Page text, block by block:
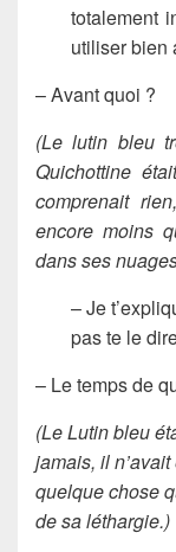
totalement
utiliser bien
– Avant quoi ?
(Le lutin bleu
Quichottine
comprenait
encore moins
dans ses
– Je
pas te le
– Le temps de
(Le Lutin bleu
jamais, il
quelque chose
de sa léthargie.)